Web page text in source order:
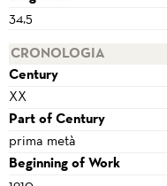
34,5
CRONOLOGIA
Century
XX
Part of Century
prima metà
Beginning of Work